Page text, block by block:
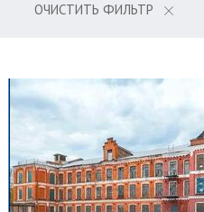
ОЧИСТИТЬ ФИЛЬТР